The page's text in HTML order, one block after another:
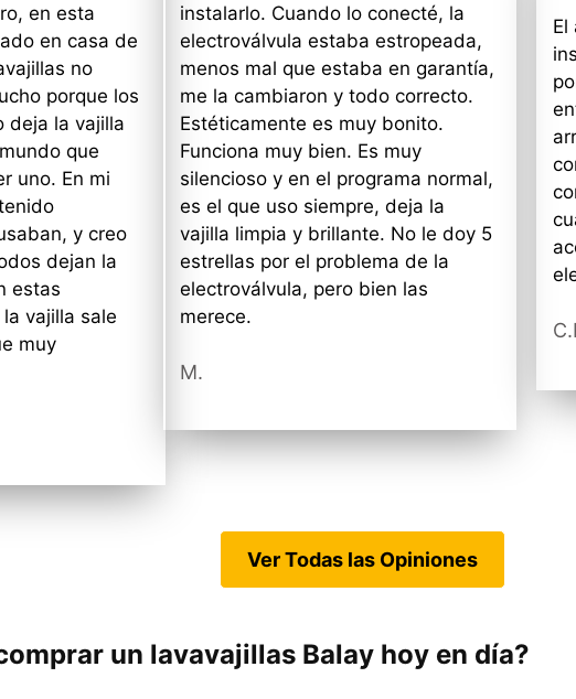
en esta
en casa de
no
porque los
deja la vajilla
que
uno. En mi
y creo
dejan la
estas
vajilla sale
muy
instalarlo. Cuando lo conecté, la
electroválvula estaba estropeada,
menos mal que estaba en garantía,
me la cambiaron y todo correcto.
Estéticamente es muy bonito.
Funciona muy bien. Es muy
silencioso y en el programa normal,
es el que uso siempre, deja la
vajilla limpia y brillante. No le doy 5
estrellas por el problema de la
electroválvula, pero bien las
merece.
M.
El
Ver Todas las Opiniones
un lavavajillas Balay hoy en día?